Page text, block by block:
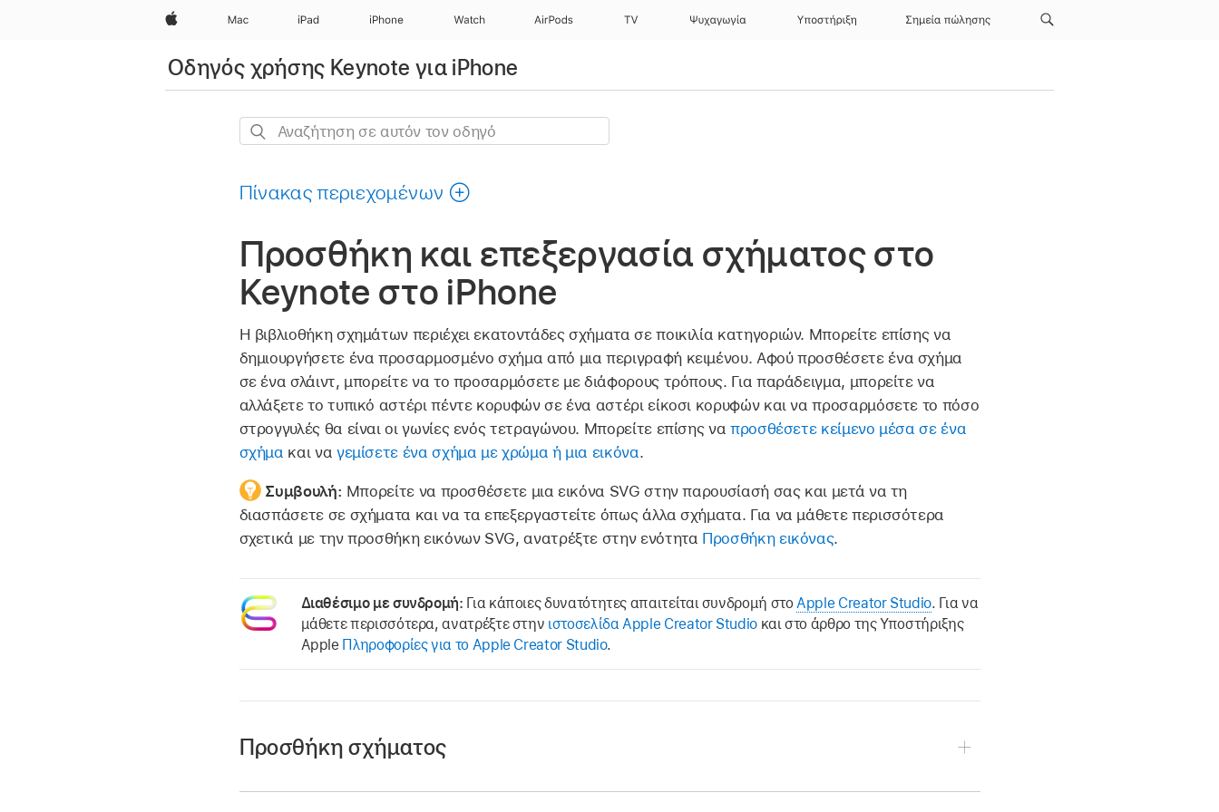
Apple Mac iPad iPhone Watch AirPods TV Ψυχαγωγία Υποστήριξη Σημεία πώλησης
Οδηγός χρήσης Keynote για iPhone
Αναζήτηση
τον
Πίνακας περιεχομένων
Προσθήκη και επεξεργασία σχήματος στο
Keynote στο iPhone
Η βιβλιοθήκη σχημάτων περιέχει εκατοντάδες σχήματα σε ποικιλία κατηγοριών. Μπορείτε επίσης να
δημιουργήσετε ένα προσαρμοσμένο σχήμα από μια περιγραφή κειμένου. Αφού προσθέσετε ένα σχήμα
σε ένα σλάιντ, μπορείτε να το προσαρμόσετε με διάφορους τρόπους. Για παράδειγμα, μπορείτε να
αλλάξετε το τυπικό αστέρι πέντε κορυφών σε ένα αστέρι είκοσι κορυφών και να προσαρμόσετε το πόσο
στρογγυλές θα είναι οι γωνίες ενός τετραγώνου. Μπορείτε επίσης να προσθέσετε κείμενο μέσα σε ένα
σχήμα και να γεμίσετε ένα σχήμα με χρώμα ή μια εικόνα.
Συμβουλή: Μπορείτε να προσθέσετε μια εικόνα SVG στην παρουσίασή σας και μετά να τη
διασπάσετε σε σχήματα και να τα επεξεργαστείτε όπως άλλα σχήματα. Για να μάθετε περισσότερα
σχετικά με την προσθήκη εικόνων SVG, ανατρέξτε στην ενότητα Προσθήκη εικόνας.
Διαθέσιμο με συνδρομή: Για κάποιες δυνατότητες απαιτείται συνδρομή στοApple Creator Studio. Για να
μάθετε περισσότερα, ανατρέξτε στην ιστοσελίδα Apple Creator Studioκαι στο άρθρο της Υποστήριξης
Apple Πληροφορίες για το Apple Creator Studio.
Προσθήκη σχήματος